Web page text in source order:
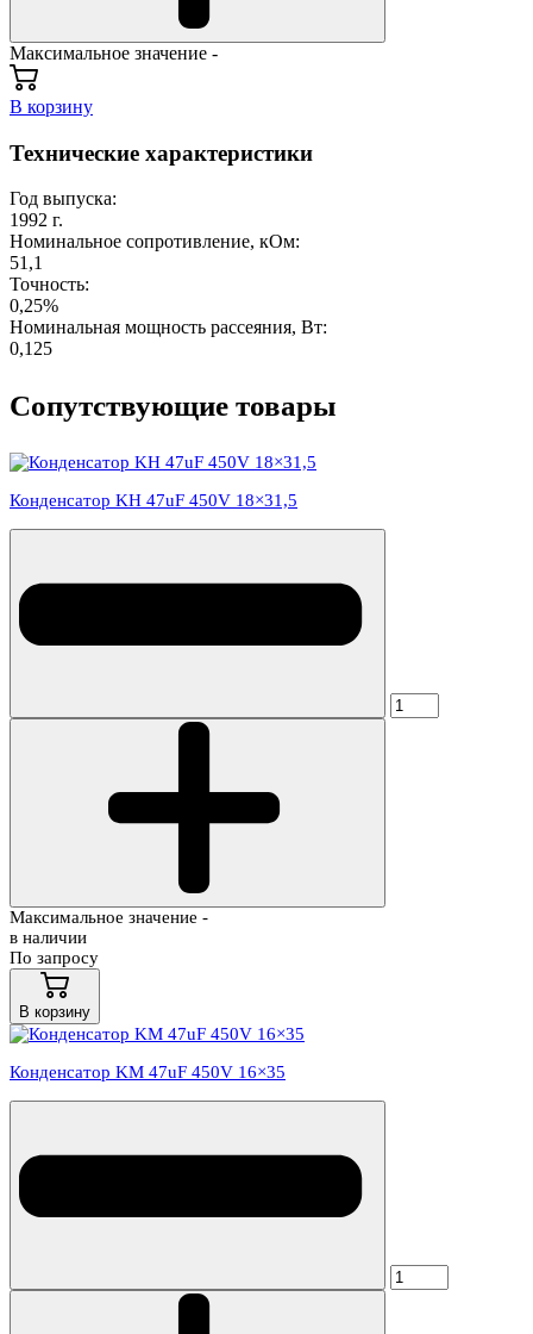
Максимальное значение -
В корзину
Технические характеристики
Год выпуска:
1992 г.
Номинальное сопротивление, кОм:
51,1
Точность:
0,25%
Номинальная мощность рассеяния, Вт:
0,125
Сопутствующие товары
Конденсатор KH 47uF 450V 18×31,5
Максимальное значение -
в наличии
По запросу
В корзину
Конденсатор KM 47uF 450V 16×35